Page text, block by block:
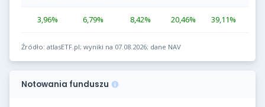
3,96% 6,79% 8,42% 20,46% 39,11%
Źródło: atlasETF.pl; wyniki na 07.08.2026; dane NAV
Notowania funduszu